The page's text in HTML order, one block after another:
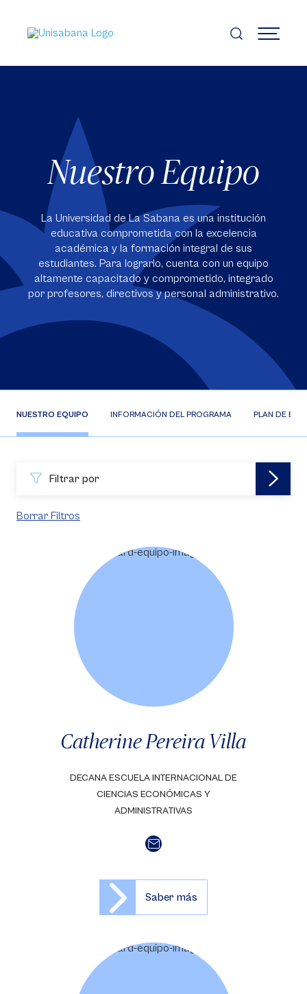
contenido
principal
MENÚ
Nuestro Equipo
La Universidad de La Sabana es una institución
educativa comprometida con la excelencia
académica y la formación integral de sus
estudiantes. Para lograrlo, cuenta con un equipo
altamente capacitado y comprometido, integrado
por profesores, directivos y personal administrativo.
NUESTRO EQUIPO INFORMACIÓN DEL PROGRAMA PLAN DE
Filtrar por
Borrar Filtros
Catherine Pereira Villa
DECANA ESCUELA INTERNACIONAL DE
CIENCIAS ECONÓMICAS Y
ADMINISTRATIVAS
Saber más